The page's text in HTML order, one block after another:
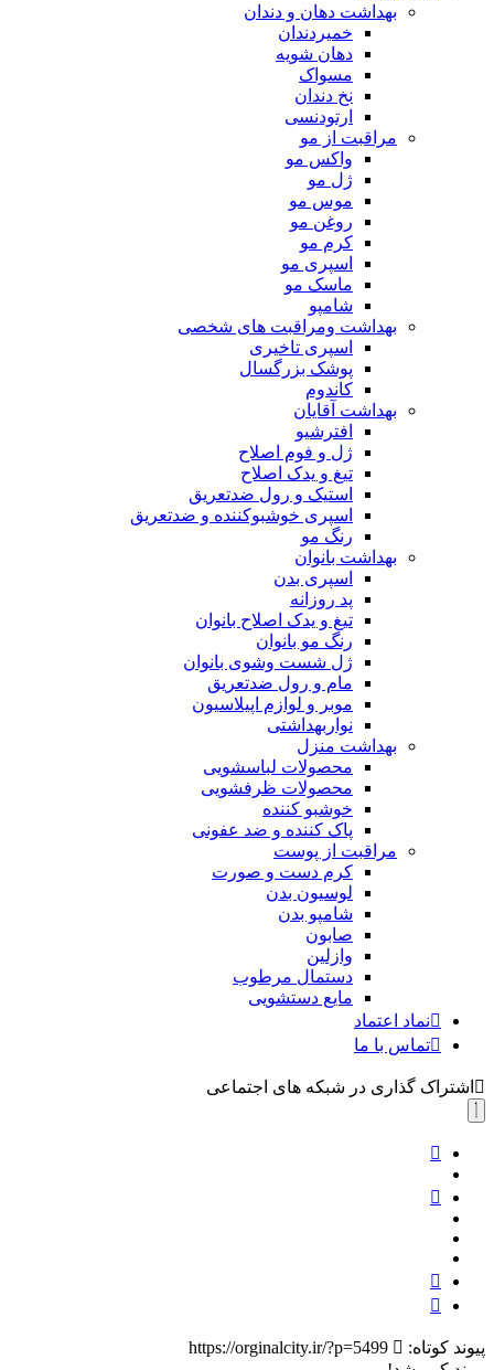
بهداشت دهان و دندان
خمیردندان
دهان شویه
مسواک
نخ دندان
ارتودنسی
مراقبت از مو
واکس مو
ژل مو
موس مو
روغن مو
کرم مو
اسپری مو
ماسک مو
شامپو
بهداشت ومراقبت های شخصی
اسپری تاخیری
پوشک بزرگسال
کاندوم
بهداشت آقایان
افترشیو
ژل و فوم اصلاح
تیغ و یدک اصلاح
استیک و رول ضدتعریق
اسپری خوشبوکننده و ضدتعریق
رنگ مو
بهداشت بانوان
اسپری بدن
پد روزانه
تیغ و یدک اصلاح بانوان
رنگ مو بانوان
ژل شست وشوی بانوان
مام و رول ضدتعریق
موبر و لوازم اپیلاسیون
نواربهداشتی
بهداشت منزل
محصولات لباسشویی
محصولات ظرفشویی
خوشبو کننده
پاک کننده و ضد عفونی
مراقبت از پوست
کرم دست و صورت
لوسیون بدن
شامپو بدن
صابون
وازلین
دستمال مرطوب
مایع دستشویی
نماد اعتماد
تماس با ما
اشتراک گذاری در شبکه های اجتماعی
پیوند کوتاه:
https://orginalcity.ir/?p=5499